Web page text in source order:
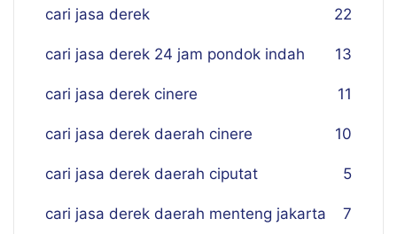
cari jasa derek 22
cari jasa derek 24 jam pondok indah 13
cari jasa derek cinere 11
cari jasa derek daerah cinere 10
cari jasa derek daerah ciputat 5
cari jasa derek daerah menteng jakarta 7